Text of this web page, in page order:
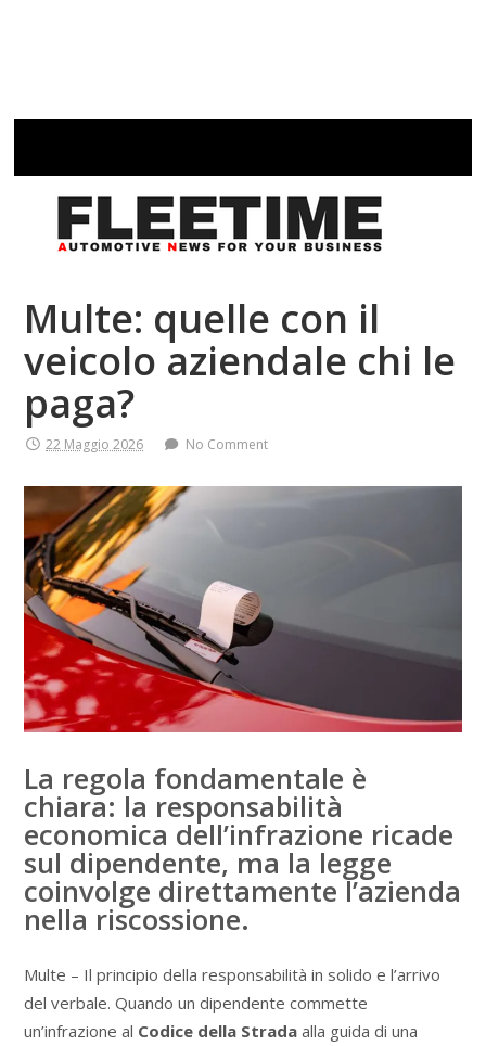
Multe: quelle con il
veicolo aziendale chi le
paga?
22 Maggio 2026 No Comment
La regola fondamentale è
chiara: la responsabilità
economica dell’infrazione ricade
sul dipendente, ma la legge
coinvolge direttamente l’azienda
nella riscossione.
Multe – Il principio della responsabilità in solido e l’arrivo
del verbale. Quando un dipendente commette
un’infrazione al Codice della Stradaalla guida di una